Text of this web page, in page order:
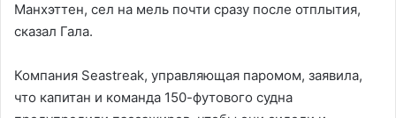
Манхэттен, сел на мель почти сразу после отплытия,
сказал Гала.
Компания Seastreak, управляющая паромом, заявила,
что капитан и команда 150-футового судна